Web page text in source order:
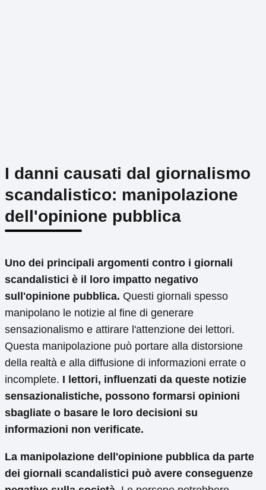
I danni causati dal giornalismo
scandalistico: manipolazione
dell'opinione pubblica
Uno dei principali argomenti contro i giornali
scandalistici è il loro impatto negativo
sull'opinione pubblica. Questi giornali spesso
manipolano le notizie al fine di generare
sensazionalismo e attirare l'attenzione dei lettori.
Questa manipolazione può portare alla distorsione
della realtà e alla diffusione di informazioni errate o
incomplete. I lettori, influenzati da queste notizie
sensazionalistiche, possono formarsi opinioni
sbagliate o basare le loro decisioni su
informazioni non verificate.
La manipolazione dell'opinione pubblica da parte
dei giornali scandalistici può avere conseguenze